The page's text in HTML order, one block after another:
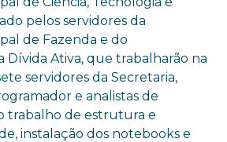
pelos servidores da
de Fazenda e do
Dívida Ativa, que trabalharão na
servidores da Secretaria,
e analistas de
trabalho de estrutura e
instalação dos notebooks e